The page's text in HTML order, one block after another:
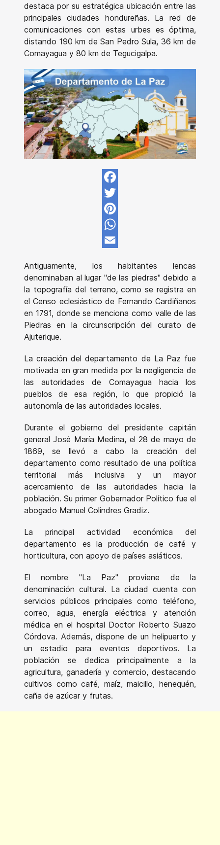
destaca por su estratégica ubicación entre las
principales ciudades hondureñas. La red de
comunicaciones con estas urbes es óptima,
distando 190 km de San Pedro Sula, 36 km de
Comayagua y 80 km de Tegucigalpa.
Facebook
Twitter
Pinterest
WhatsApp
Antiguamente, los habitantes lencas
denominaban al lugar "de las piedras" debido a
la topografía del terreno, como se registra en
el Censo eclesiástico de Fernando Cardiñanos
en 1791, donde se menciona como valle de las
Piedras en la circunscripción del curato de
Ajuterique.
La creación del departamento de La Paz fue
motivada en gran medida por la negligencia de
las autoridades de Comayagua hacia los
pueblos de esa región, lo que propició la
autonomía de las autoridades locales.
Durante el gobierno del presidente capitán
general José María Medina, el 28 de mayo de
1869, se llevó a cabo la creación del
departamento como resultado de una política
territorial más inclusiva y un mayor
acercamiento de las autoridades hacia la
población. Su primer Gobernador Político fue el
abogado Manuel Colindres Gradiz.
La principal actividad económica del
departamento es la producción de café y
horticultura, con apoyo de países asiáticos.
El nombre "La Paz" proviene de la
denominación cultural. La ciudad cuenta con
servicios públicos principales como teléfono,
correo, agua, energía eléctrica y atención
médica en el hospital Doctor Roberto Suazo
Córdova. Además, dispone de un helipuerto y
un estadio para eventos deportivos. La
población se dedica principalmente a la
agricultura, ganadería y comercio, destacando
cultivos como café, maíz, maicillo, henequén,
caña de azúcar y frutas.